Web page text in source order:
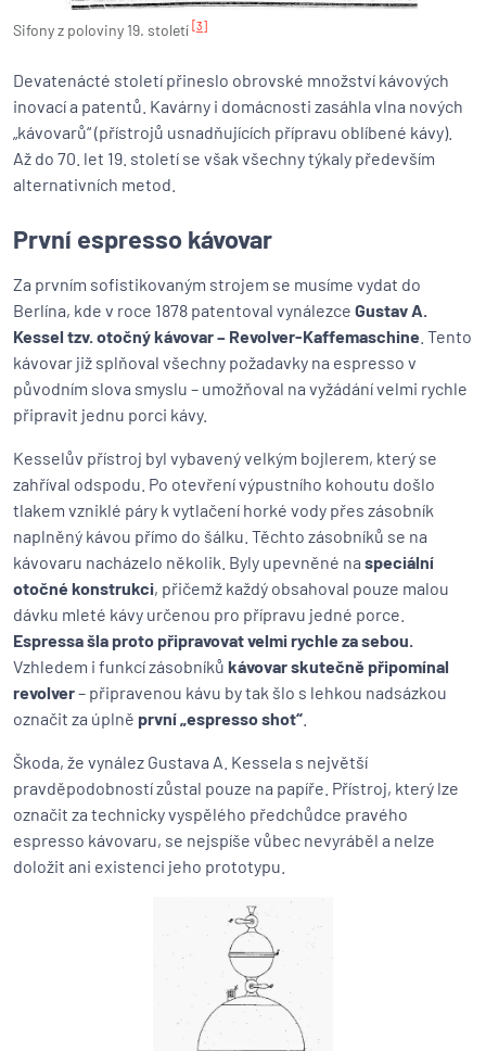
Sifony z poloviny 19. století [3]
Devatenácté století přineslo obrovské množství kávových
inovací a patentů. Kavárny i domácnosti zasáhla vlna nových
„kávovarů“ (přístrojů usnadňujících přípravu oblíbené kávy).
Až do 70. let 19. století se však všechny týkaly především
alternativních metod.
První espresso kávovar
Za prvním sofistikovaným strojem se musíme vydat do
Berlína, kde v roce 1878 patentoval vynálezce Gustav A.
Kessel tzv. otočný kávovar – Revolver-Kaffemaschine . Tento
kávovar již splňoval všechny požadavky na espresso v
původním slova smyslu – umožňoval na vyžádání velmi rychle
připravit jednu porci kávy.
Kesselův přístroj byl vybavený velkým bojlerem, který se
zahříval odspodu. Po otevření výpustního kohoutu došlo
tlakem vzniklé páry k vytlačení horké vody přes zásobník
naplněný kávou přímo do šálku. Těchto zásobníků se na
kávovaru nacházelo několik. Byly upevněné na speciální
otočné konstrukci, přičemž každý obsahoval pouze malou
dávku mleté kávy určenou pro přípravu jedné porce.
Espressa šla proto připravovat velmi rychle za sebou.
Vzhledem i funkcí zásobníků kávovar skutečně připomínal
revolver– připravenou kávu by tak šlo s lehkou nadsázkou
označit za úplně první „espresso shot“
Škoda, že vynález Gustava A. Kessela s největší
pravděpodobností zůstal pouze na papíře. Přístroj, který lze
označit za technicky vyspělého předchůdce pravého
espresso kávovaru, se nejspíše vůbec nevyráběl a nelze
doložit ani existenci jeho prototypu.